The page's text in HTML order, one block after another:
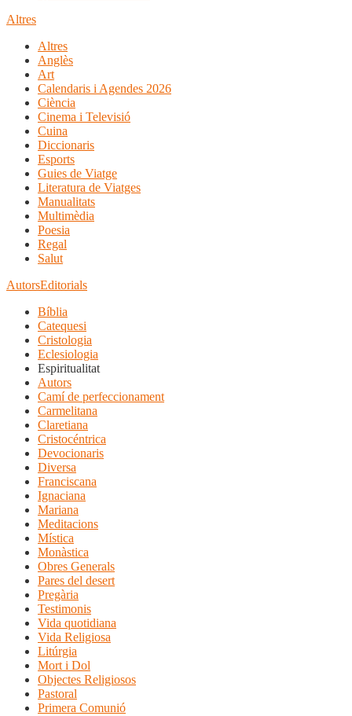
Altres
Altres
Anglès
Art
Calendaris i Agendes 2026
Ciència
Cinema i Televisió
Cuina
Diccionaris
Esports
Guies de Viatge
Literatura de Viatges
Manualitats
Multimèdia
Poesia
Regal
Salut
AutorsEditorials
Bíblia
Catequesi
Cristologia
Eclesiologia
Espiritualitat
Autors
Camí de perfeccionament
Carmelitana
Claretiana
Cristocéntrica
Devocionaris
Diversa
Franciscana
Ignaciana
Mariana
Meditacions
Mística
Monàstica
Obres Generals
Pares del desert
Pregària
Testimonis
Vida quotidiana
Vida Religiosa
Litúrgia
Mort i Dol
Objectes Religiosos
Pastoral
Primera Comunió